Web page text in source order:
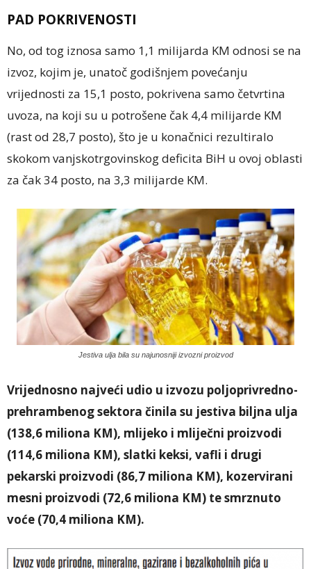
PAD POKRIVENOSTI
No, od tog iznosa samo 1,1 milijarda KM odnosi se na
izvoz, kojim je, unatoč godišnjem povećanju
vrijednosti za 15,1 posto, pokrivena samo četvrtina
uvoza, na koji su u potrošene čak 4,4 milijarde KM
(rast od 28,7 posto), što je u konačnici rezultiralo
skokom vanjskotrgovinskog deficita BiH u ovoj oblasti
za čak 34 posto, na 3,3 milijarde KM.
Jestiva ulja bila su najunosniji izvozni proizvod
Vrijednosno najveći udio u izvozu poljoprivredno-
prehrambenog sektora činila su jestiva biljna ulja
(138,6 miliona KM), mlijeko i mliječni proizvodi
(114,6 miliona KM), slatki keksi, vafli i drugi
pekarski proizvodi (86,7 miliona KM), kozervirani
mesni proizvodi (72,6 miliona KM) te smrznuto
voće (70,4 miliona KM).